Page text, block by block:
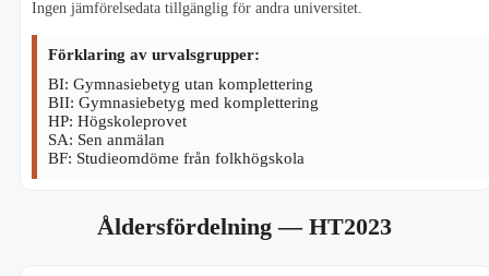
Ingen jämförelsedata tillgänglig för andra universitet.
Förklaring av urvalsgrupper:
BI: Gymnasiebetyg utan komplettering
BII: Gymnasiebetyg med komplettering
HP: Högskoleprovet
SA: Sen anmälan
BF: Studieomdöme från folkhögskola
Åldersfördelning— HT2023